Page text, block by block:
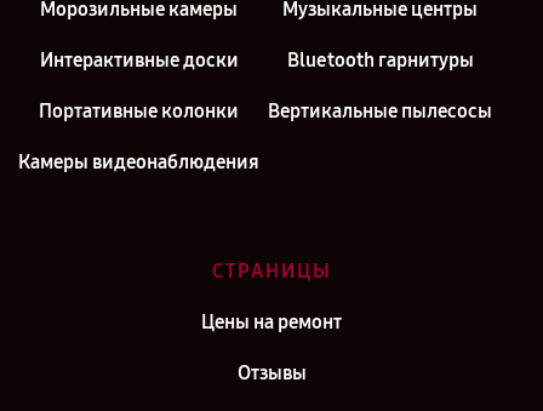
Морозильные камеры Музыкальные центры
Интерактивные доски Bluetooth гарнитуры
Портативные колонки Вертикальные пылесосы
Камеры видеонаблюдения
СТРАНИЦЫ
Цены на ремонт
Отзывы